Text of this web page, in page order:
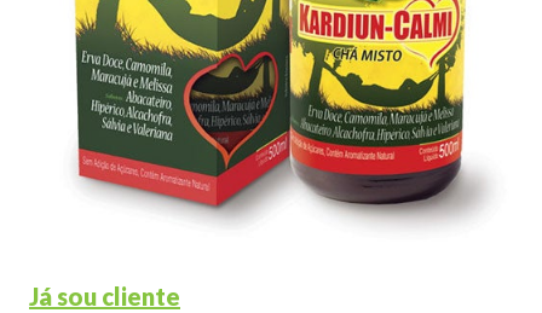
Já sou cliente